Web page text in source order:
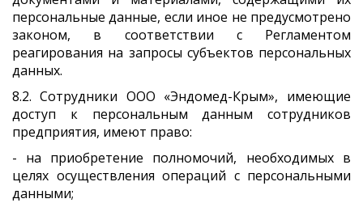
персональные данные, если иное не предусмотрено
законом, в соответствии с Регламентом
реагирования на запросы субъектов персональных
данных.
8.2. Сотрудники ООО «Эндомед-Крым», имеющие
доступ к персональным данным сотрудников
предприятия, имеют право:
- на приобретение полномочий, необходимых в
целях осуществления операций с персональными
данными;